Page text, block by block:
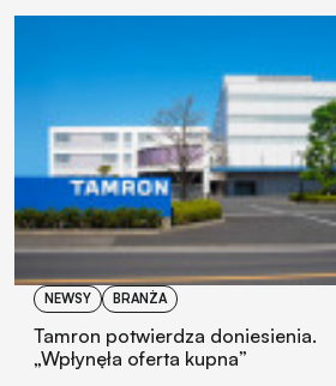
NEWSY BRANŻA
Tamron potwierdza doniesienia.
„Wpłynęła oferta kupna”